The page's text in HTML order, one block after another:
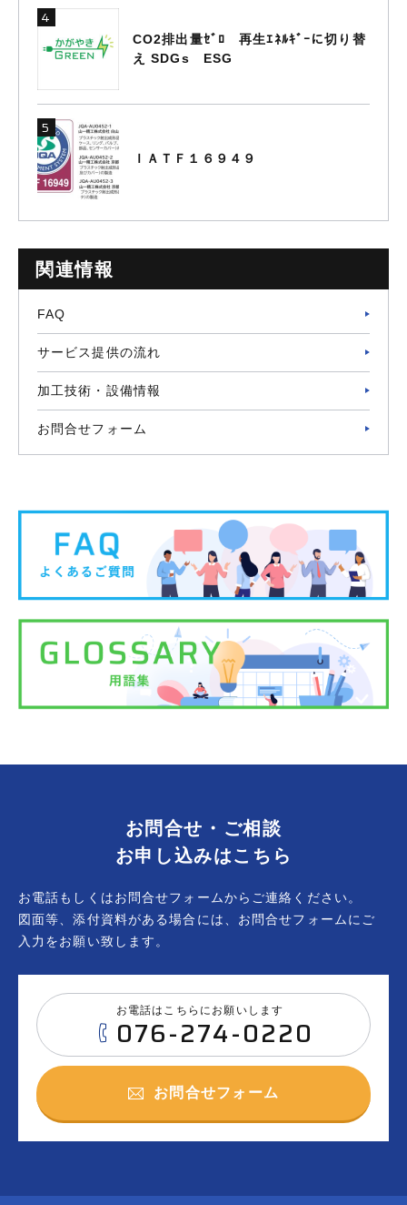
CO2排出量ｾﾞﾛ 再生ｴﾈﾙｷﾞｰに切り替
え SDGs ESG
ＩＡＴＦ１６９４９
関連情報
FAQ
サービス提供の流れ
加工技術・設備情報
お問合せフォーム
お問合せ・ご相談
お申し込みはこちら
お電話もしくはお問合せフォームからご連絡ください。
図面等、添付資料がある場合には、お問合せフォームにご
入力をお願い致します。
お電話はこちらにお願いします
076-274-0220
お問合せフォーム